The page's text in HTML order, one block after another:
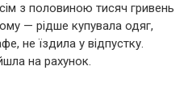
з половиною тисяч гривень
— рідше купувала одяг,
не їздила у відпустку.
на рахунок.